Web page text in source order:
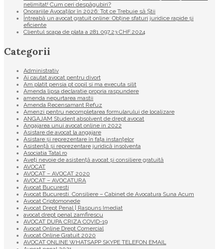
nelimitat! Cum ceri despăgubiri?
Onorariile Avocaților în 2026: Tot ce Trebuie să Știi
Întreabă un avocat gratuit online: Obține sfaturi juridice rapide și
eficiente
Clientul scapa de plata a 281.097,23 CHF.2024
Categorii
Administrativ
Ai cautat avocat pentru divort
Am platit pensia pt copil si ma executa silit
Amenda lipsa declaratie propria raspundere
amenda nepurtarea mastii
Amenda Recensamant Refuz
Amenzi pentru necompletarea formularului de localizare
ANGAJAM Student absolvent de drept avocat
Angajarea unui avocat online in 2022
Asistare de avocat la angajare
Asistare și reprezentare în fața instanțelor
Asistență și reprezentare juridică insolventa
Asociatia Tatal.ro
Aveţi nevoie de asistenţă avocat şi consiliere gratuită
AVOCAT
AVOCAT – AVOCAT 2020
AVOCAT – AVOCATURA
Avocat Bucuresti
Avocat Bucuresti. Consiliere – Cabinet de Avocatura Suna Acum
Avocat Criptomonede
Avocat Drept Penal | Raspuns Imediat
avocat drept penal zamfirescu
AVOCAT DUPA CRIZA COVID-19
Avocat Online Drept Comercial
Avocat Online Gratuit 2020
AVOCAT ONLINE WHATSAPP SKYPE TELEFON EMAIL